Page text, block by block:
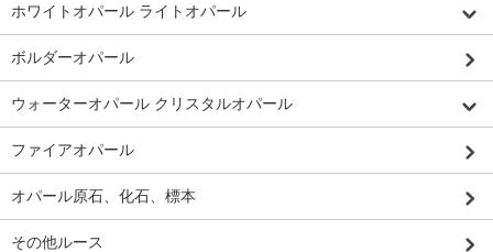
ホワイトオパール ライトオパール
ボルダーオパール
ウォーターオパール クリスタルオパール
ファイアオパール
オパール原石、化石、標本
その他ルース